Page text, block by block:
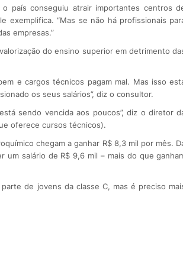
o país conseguiu atrair importantes centros
exemplifica. “Mas se não há profissionais
empresas.”
do ensino superior em detrimento
e cargos técnicos pagam mal. Mas isso
os seus salários”, diz o consultor.
sendo vencida aos poucos”, diz o diretor
oferece cursos técnicos).
chegam a ganhar R$ 8,3 mil por mês.
um salário de R$ 9,6 mil – mais do que
de jovens da classe C, mas é preciso